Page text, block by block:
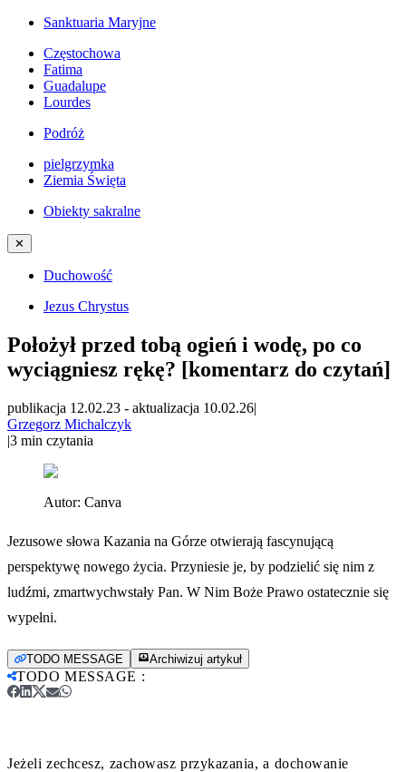
Sanktuaria Maryjne
Częstochowa
Fatima
Guadalupe
Lourdes
Podróż
pielgrzymka
Ziemia Święta
Obiekty sakralne
✕
Duchowość
Jezus Chrystus
Położył przed tobą ogień i wodę, po co
wyciągniesz rękę? [komentarz do czytań]
publikacja 12.02.23 - aktualizacja 10.02.26|
Grzegorz Michalczyk
|3 min czytania
Autor: Canva
Jezusowe słowa Kazania na Górze otwierają fascynującą
perspektywę nowego życia. Przyniesie je, by podzielić się nim z
ludźmi, zmartwychwstały Pan. W Nim Boże Prawo ostatecznie się
wypełni.
TODO MESSAGE Archiwizuj artykuł
TODO MESSAGE :
Jeżeli zechcesz, zachowasz przykazania, a dochowanie